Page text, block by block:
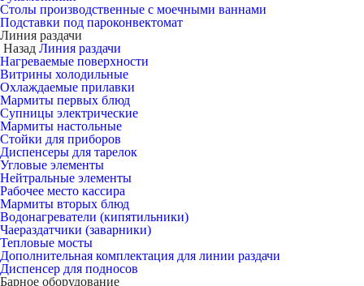
Столы производственные с моечными ваннами
Подставки под пароконвектомат
Линия раздачи
Назад Линия раздачи
Нагреваемые поверхности
Витрины холодильные
Охлаждаемые прилавки
Мармиты первых блюд
Супницы электрические
Мармиты настольные
Стойки для приборов
Диспенсеры для тарелок
Угловые элементы
Нейтральные элементы
Рабочее место кассира
Мармиты вторых блюд
Водонагреватели (кипятильники)
Чаераздатчики (заварники)
Тепловые мосты
Дополнительная комплектация для линии раздачи
Диспенсер для подносов
Барное оборудование